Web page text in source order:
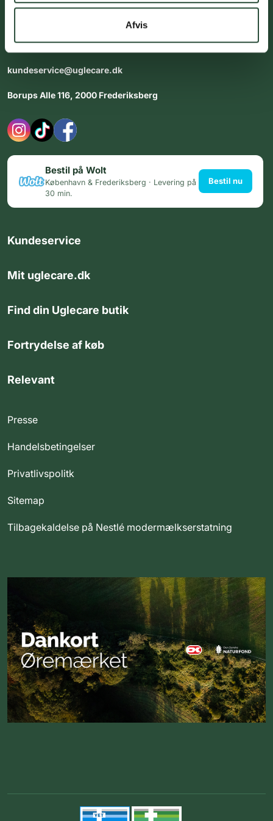
Afvis
dig med personlig rådgiving - alle dage.
Åbningstider i butikken:Alle dage 8:00 - 22:00
kundeservice@uglecare.dk
Borups Alle 116, 2000 Frederiksberg
Bestil på Wolt
København & Frederiksberg · Levering på
30 min.
Bestil nu
Kundeservice
Mit uglecare.dk
Find din Uglecare butik
Fortrydelse af køb
Relevant
Presse
Handelsbetingelser
Privatlivspolitk
Sitemap
Tilbagekaldelse på Nestlé modermælkserstatning